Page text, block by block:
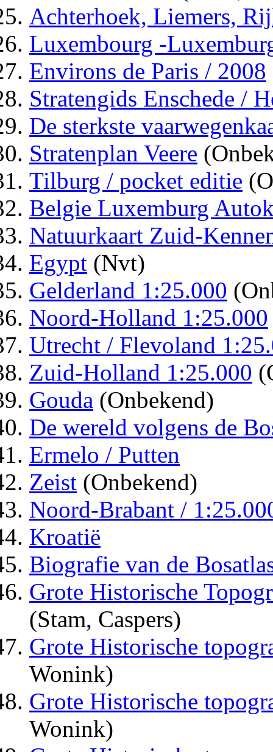
Achterhoek, Liemers,
Luxembourg -
Environs de Paris / 2008
Stratengids Enschede /
De sterkste
Stratenplan Veere
Tilburg / pocket editie
Belgie Luxemburg
Natuurkaart Zuid-
Egypt (Nvt)
Gelderland 1:25.000
Noord-Holland 1:25.000
Utrecht / Flevoland
Zuid-Holland 1:25.000
Gouda (Onbekend)
De wereld volgens de
Ermelo / Putten
Zeist (Onbekend)
Noord-Brabant /
Kroatië
Biografie van de
Grote Historische
(Stam, Caspers)
Grote Historische
Wonink)
Grote Historische
Wonink)